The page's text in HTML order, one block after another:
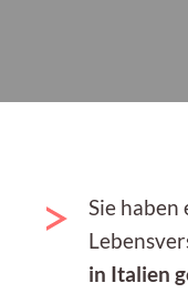
Sie haben
in Italien